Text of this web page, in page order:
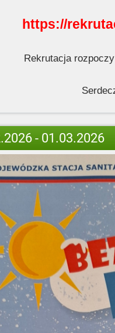
https://
Rekrutacja
- 01.03.2026